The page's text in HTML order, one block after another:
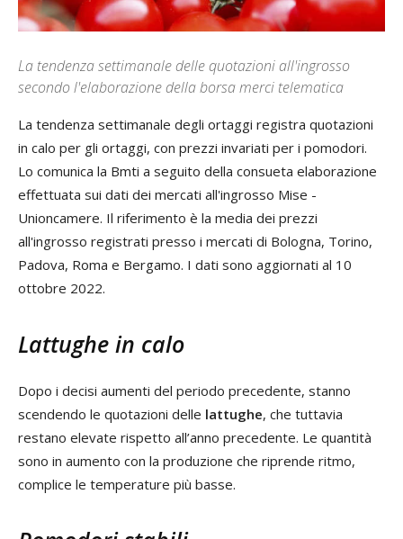
La tendenza settimanale delle quotazioni all'ingrosso
secondo l'elaborazione della borsa merci telematica
La tendenza settimanale degli ortaggi registra quotazioni
in calo per gli ortaggi, con prezzi invariati per i pomodori.
Lo comunica la Bmti a seguito della consueta elaborazione
effettuata sui dati dei mercati all'ingrosso Mise -
Unioncamere. Il riferimento è la media dei prezzi
all'ingrosso registrati presso i mercati di Bologna, Torino,
Padova, Roma e Bergamo. I dati sono aggiornati al 10
ottobre 2022.
Lattughe in calo
Dopo i decisi aumenti del periodo precedente, stanno
scendendo le quotazioni delle lattughe, che tuttavia
restano elevate rispetto all’anno precedente. Le quantità
sono in aumento con la produzione che riprende ritmo,
complice le temperature più basse.